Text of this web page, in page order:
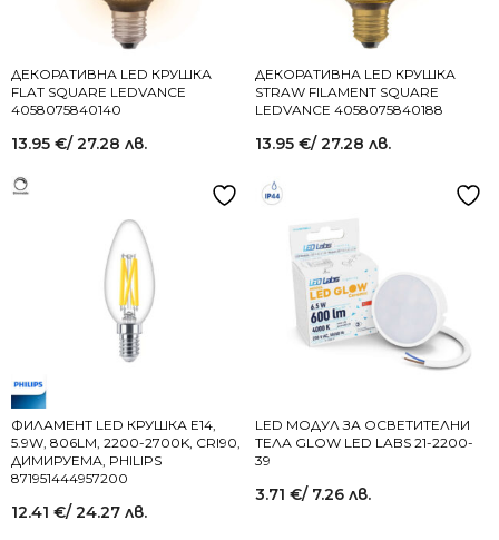
ДЕКОРАТИВНА LED КРУШКА
FLAT SQUARE LEDVANCE
4058075840140
13.95 €/ 27.28 лв.
ДЕКОРАТИВНА LED КРУШКА
STRAW FILAMENT SQUARE
LEDVANCE 4058075840188
13.95 €/ 27.28 лв.
ФИЛАМЕНТ LED КРУШКА E14,
5.9W, 806LM, 2200-2700K, CRI90,
ДИМИРУЕМА, PHILIPS
871951444957200
12.41 €/ 24.27 лв.
LED МОДУЛ ЗА ОСВЕТИТЕЛНИ
ТЕЛА GLOW LED LABS 21-2200-
39
3.71 €/ 7.26 лв.